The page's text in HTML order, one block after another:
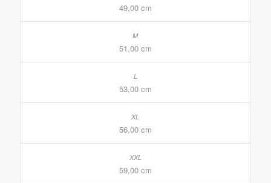
49,00 cm
51,00 cm
53,00 cm
56,00 cm
59,00 cm